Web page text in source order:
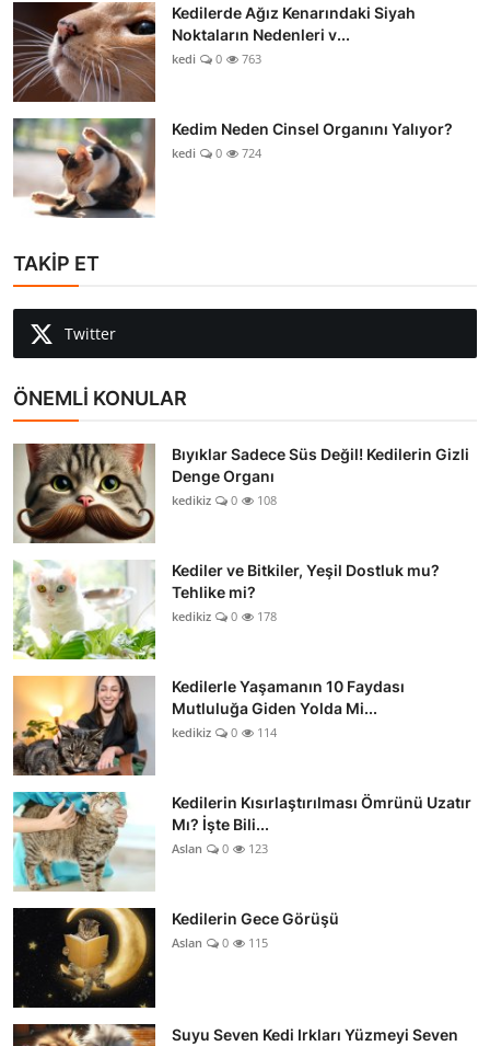
Kedilerde Ağız Kenarındaki Siyah
Noktaların Nedenleri v...
kedi 0 763
Kedim Neden Cinsel Organını Yalıyor?
kedi 0 724
TAKİP ET
Twitter
ÖNEMLİ KONULAR
Bıyıklar Sadece Süs Değil! Kedilerin Gizli
Denge Organı
kedikiz 0 108
Kediler ve Bitkiler, Yeşil Dostluk mu?
Tehlike mi?
kedikiz 0 178
Kedilerle Yaşamanın 10 Faydası
Mutluluğa Giden Yolda Mi...
kedikiz 0 114
Kedilerin Kısırlaştırılması Ömrünü Uzatır
Mı? İşte Bili...
Aslan 0 123
Kedilerin Gece Görüşü
Aslan 0 115
Suyu Seven Kedi Irkları Yüzmeyi Seven